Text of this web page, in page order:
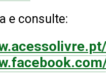
e consulte: